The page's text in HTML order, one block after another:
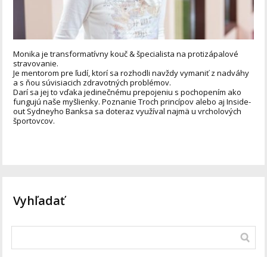
Monika je transformatívny kouč & špecialista na protizápalové
stravovanie.
Je mentorom pre ľudí, ktorí sa rozhodli navždy vymaniť z nadváhy
a s ňou súvisiacich zdravotných problémov.
Darí sa jej to vďaka jedinečnému prepojeniu s pochopením ako
fungujú naše myšlienky. Poznanie Troch princípov alebo aj Inside-
out Sydneyho Banksa sa doteraz využíval najmä u vrcholových
športovcov.
Vyhľadať